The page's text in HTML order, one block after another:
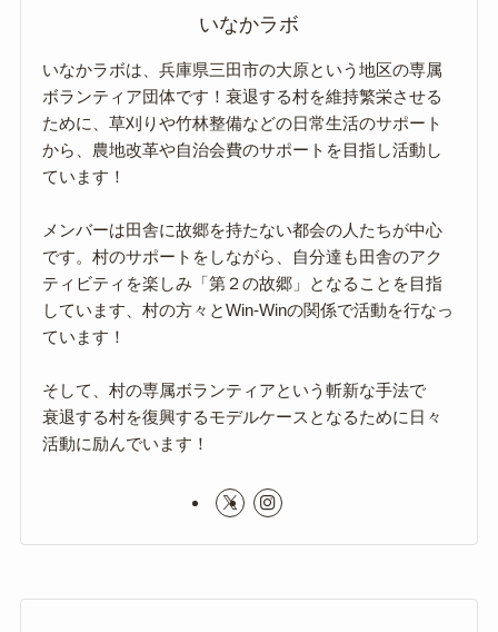
いなかラボ
いなかラボは、兵庫県三田市の大原という地区の専属
ボランティア団体です！衰退する村を維持繁栄させる
ために、草刈りや竹林整備などの日常生活のサポート
から、農地改革や自治会費のサポートを目指し活動し
ています！
メンバーは田舎に故郷を持たない都会の人たちが中心
です。村のサポートをしながら、自分達も田舎のアク
ティビティを楽しみ「第２の故郷」となることを目指
しています、村の方々とWin-Winの関係で活動を行なっ
ています！
そして、村の専属ボランティアという斬新な手法で
衰退する村を復興するモデルケースとなるために日々
活動に励んでいます！